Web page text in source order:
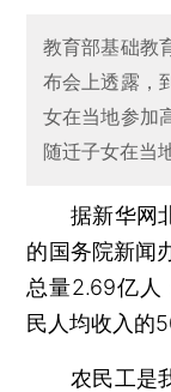
教育部基础教
布会上透露，
女在当地参加
随迁子女在当
据新华网北
的国务院新闻
总量2.69亿人
民人均收入的
农民工是我